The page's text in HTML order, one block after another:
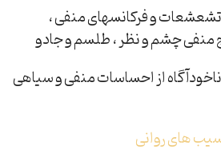
و فرکانسهای منفی ،
منفی چشم و نظر ، طلسم و جادو
از احساسات منفی و سیاهی
های روانی